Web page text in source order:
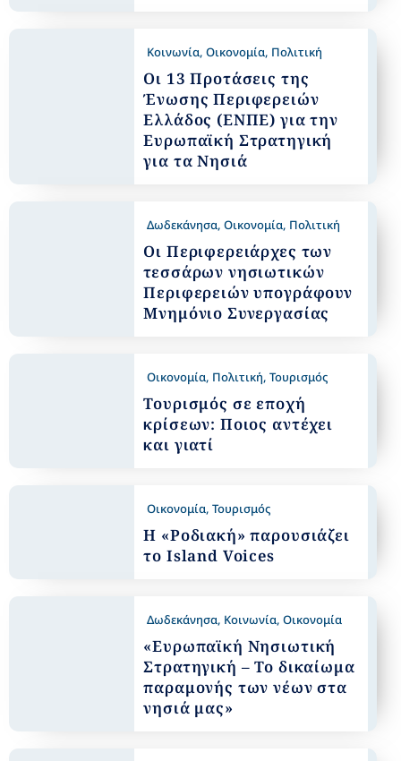
Κοινωνία,Οικονομία, Πολιτική
Οι 13 Προτάσεις της
Ένωσης Περιφερειών
Ελλάδος (ΕΝΠΕ) για την
Ευρωπαϊκή Στρατηγική
για τα Νησιά
Δωδεκάνησα,Οικονομία, Πολιτική
Οι Περιφερειάρχες των
τεσσάρων νησιωτικών
Περιφερειών υπογράφουν
Μνημόνιο Συνεργασίας
Οικονομία, Πολιτική,Τουρισμός
Τουρισμός σε εποχή
κρίσεων: Ποιος αντέχει
και γιατί
Οικονομία,Τουρισμός
Η «Ροδιακή» παρουσιάζει
το Island Voices
Δωδεκάνησα, Κοινωνία,Οικονομία
«Ευρωπαϊκή Νησιωτική
Στρατηγική – Το δικαίωμα
παραμονής των νέων στα
νησιά μας»